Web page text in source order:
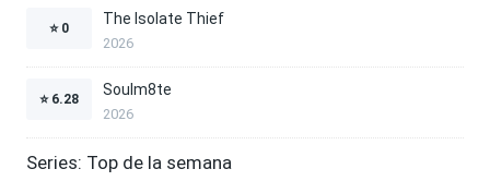
⭐ 0
The Isolate Thief
2026
⭐ 6.28
Soulm8te
2026
Series: Top de la semana